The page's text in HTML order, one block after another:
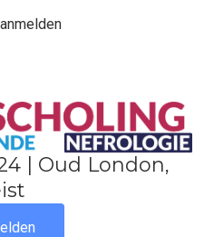
Aanmelden
| Oud London,